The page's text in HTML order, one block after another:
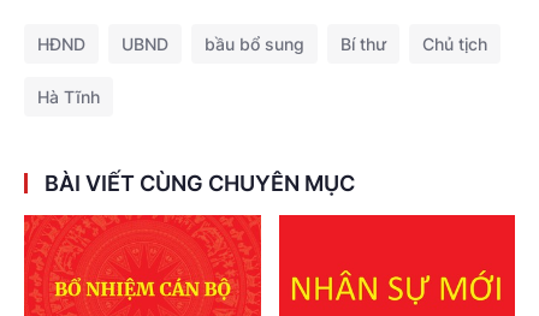
HĐND UBND bầu bổ sung Bí thư Chủ tịch
Hà Tĩnh
BÀI VIẾT CÙNG CHUYÊN MỤC